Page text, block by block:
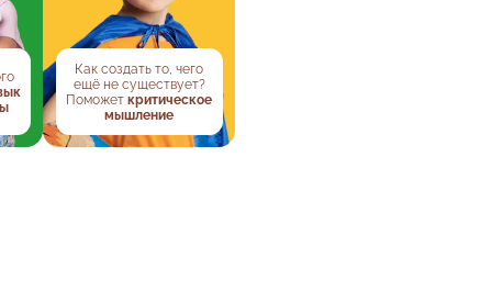
Как создать то, чего
ещё не существует?
Поможеткритическое
мышление